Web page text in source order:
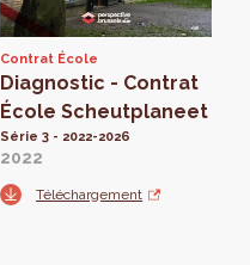
Contrat École
Diagnostic - Contrat
École Scheutplaneet
Série 3 - 2022-2026
2022
Téléchargement